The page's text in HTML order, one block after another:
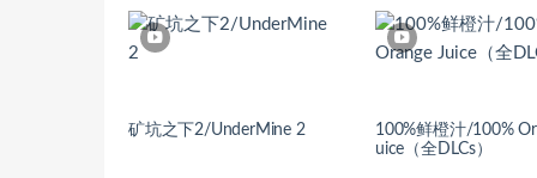
矿坑之下2/UnderMine 2
100%鲜橙汁/100%
uice（全DLCs）